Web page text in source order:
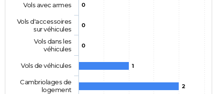
0
0
0
1
2
Vols avec armes
Vols d'accessoires
sur véhicules
Vols dans les
véhicules
Vols de véhicules
Cambriolages de
logement